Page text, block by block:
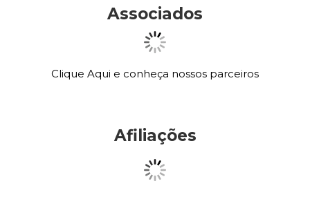
Associados
Clique Aqui e conheça nossos parceiros
Afiliações